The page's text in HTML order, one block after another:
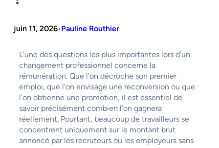
juin 11, 2026•Pauline Routhier
L’une des questions les plus importantes lors d’un
changement professionnel concerne la
rémunération. Que l’on décroche son premier
emploi, que l’on envisage une reconversion ou que
l’on obtienne une promotion, il est essentiel de
savoir précisément combien l’on gagnera
réellement. Pourtant, beaucoup de travailleurs se
concentrent uniquement sur le montant brut
annoncé par les recruteurs ou les employeurs sans